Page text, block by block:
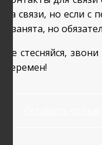
на связи, но если с
я занята, но
Не стесняйся,
перемен!